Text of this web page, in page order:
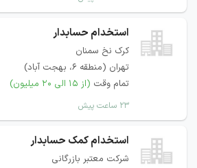
استخدام حسابدار
کرک نخ سمنان
تهران (منطقه ۶، بهجت آباد)
تمام وقت (از ۱۵ الی ۲۰ میلیون)
۲۳ ساعت پیش
استخدام کمک حسابدار
شرکت معتبر بازرگانی